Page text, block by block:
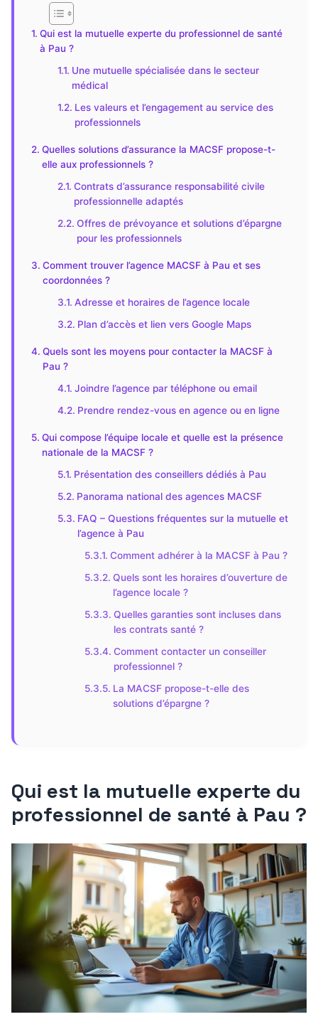
Qui est la mutuelle experte du professionnel de santé
à Pau ?
Une mutuelle spécialisée dans le secteur
médical
Les valeurs et l’engagement au service des
professionnels
Quelles solutions d’assurance la MACSF propose-t-
elle aux professionnels ?
Contrats d’assurance responsabilité civile
professionnelle adaptés
Offres de prévoyance et solutions d’épargne
pour les professionnels
Comment trouver l’agence MACSF à Pau et ses
coordonnées ?
Adresse et horaires de l’agence locale
Plan d’accès et lien vers Google Maps
Quels sont les moyens pour contacter la MACSF à
Pau ?
Joindre l’agence par téléphone ou email
Prendre rendez-vous en agence ou en ligne
Qui compose l’équipe locale et quelle est la présence
nationale de la MACSF ?
Présentation des conseillers dédiés à Pau
Panorama national des agences MACSF
FAQ – Questions fréquentes sur la mutuelle et
l’agence à Pau
Comment adhérer à la MACSF à Pau ?
Quels sont les horaires d’ouverture de
l’agence locale ?
Quelles garanties sont incluses dans
les contrats santé ?
Comment contacter un conseiller
professionnel ?
La MACSF propose-t-elle des
solutions d’épargne ?
Qui est la mutuelle experte du
professionnel de santé à Pau ?